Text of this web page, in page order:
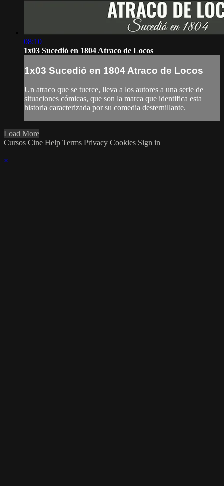
08:10
1x03 Sucedió en 1804 Atraco de Locos
1x03 Sucedió en 1804 Atraco de Locos
Un atraco que se tuerce, lleva a los autores a una serie de
situaciones cómicas, que son la marca que identifica esta
historia caracterizada por su comedia desternillante.
Load More
Cursos Cine Help Terms Privacy Cookies Sign in
×